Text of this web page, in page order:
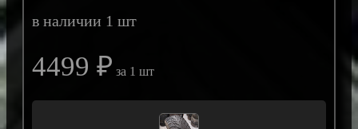
в наличии 1 шт
4499 ₽ за 1 шт